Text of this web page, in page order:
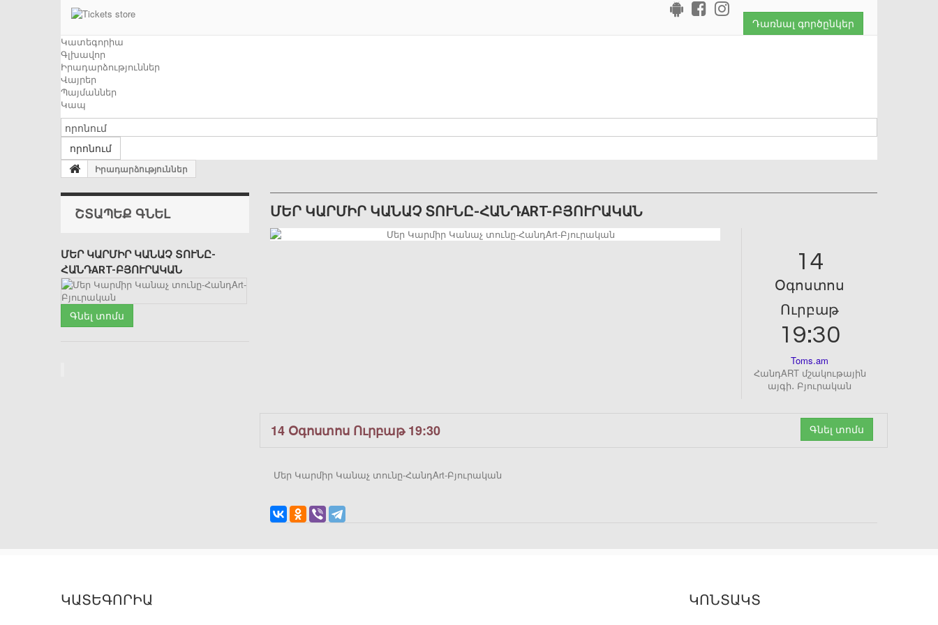
Դառնալ գործընկեր
Կատեգորիա
Գլխավոր
Իրադարձություններ
Վայրեր
Պայմաններ
Կապ
որոնում
Իրադարձություններ
ՇՏԱՊԵՔ ԳՆԵԼ
ՄԵՐ ԿԱՐՄԻՐ ԿԱՆԱՉ ՏՈՒՆԸ-
ՀԱՆԴART-ԲՅՈՒՐԱԿԱՆ
Գնել տոմս
ՄԵՐ ԿԱՐՄԻՐ ԿԱՆԱՉ ՏՈՒՆԸ-ՀԱՆԴART-ԲՅՈՒՐԱԿԱՆ
14
Օգոստոս
Ուրբաթ
19:30
Toms.am
ՀանդART մշակութային
այգի․ Բյուրական
14 Օգոստոս Ուրբաթ 19:30 Գնել տոմս
Մեր Կարմիր Կանաչ տունը-ՀանդArt-Բյուրական
ԿԱՏԵԳՈՐԻԱ ԿՈՆՏԱԿՏ